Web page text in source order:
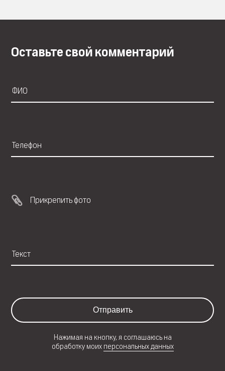
Оставьте свой комментарий
Прикрепить фото
Отправить
Нажимая на кнопку, я соглашаюсь на
обработку моих персональных данных